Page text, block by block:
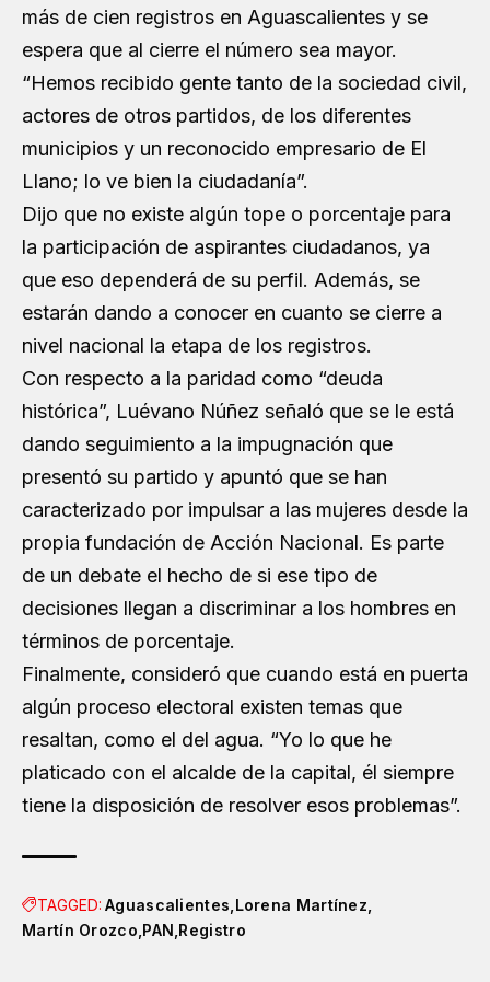
más de cien registros en Aguascalientes y se
espera que al cierre el número sea mayor.
“Hemos recibido gente tanto de la sociedad civil,
actores de otros partidos, de los diferentes
municipios y un reconocido empresario de El
Llano; lo ve bien la ciudadanía”.
Dijo que no existe algún tope o porcentaje para
la participación de aspirantes ciudadanos, ya
que eso dependerá de su perfil. Además, se
estarán dando a conocer en cuanto se cierre a
nivel nacional la etapa de los registros.
Con respecto a la paridad como “deuda
histórica”, Luévano Núñez señaló que se le está
dando seguimiento a la impugnación que
presentó su partido y apuntó que se han
caracterizado por impulsar a las mujeres desde la
propia fundación de Acción Nacional. Es parte
de un debate el hecho de si ese tipo de
decisiones llegan a discriminar a los hombres en
términos de porcentaje.
Finalmente, consideró que cuando está en puerta
algún proceso electoral existen temas que
resaltan, como el del agua. “Yo lo que he
platicado con el alcalde de la capital, él siempre
tiene la disposición de resolver esos problemas”.
TAGGED: Aguascalientes Lorena Martínez
Martín Orozco PAN Registro